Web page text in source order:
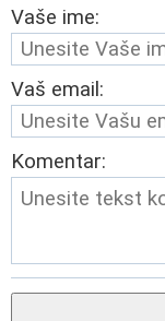
Vaše ime:
Vaš email:
Komentar: